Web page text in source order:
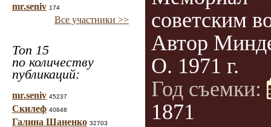
mr.seniv 174
Все участники >>
Топ 15
по количеству
публикаций:
mr.seniv 45237
Скилеф 40848
Галина Шаненко 32703
советским
Автор
О. 1971 г.
Год съемки:
1871